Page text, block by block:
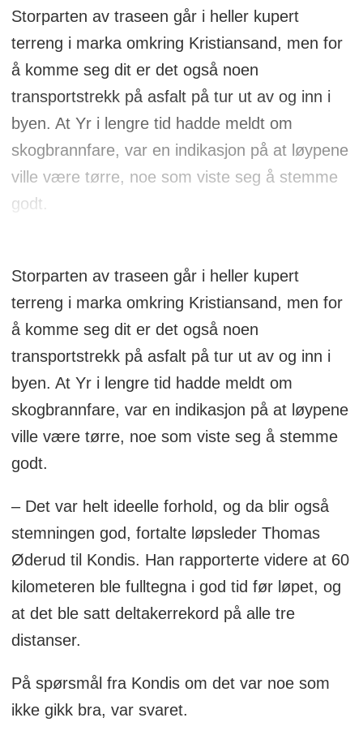
Storparten av traseen går i heller kupert
terreng i marka omkring Kristiansand, men for
å komme seg dit er det også noen
transportstrekk på asfalt på tur ut av og inn i
byen. At Yr i lengre tid hadde meldt om
skogbrannfare, var en indikasjon på at løypene
ville være tørre, noe som viste seg å stemme
godt.
Storparten av traseen går i heller kupert
terreng i marka omkring Kristiansand, men for
å komme seg dit er det også noen
transportstrekk på asfalt på tur ut av og inn i
byen. At Yr i lengre tid hadde meldt om
skogbrannfare, var en indikasjon på at løypene
ville være tørre, noe som viste seg å stemme
godt.
– Det var helt ideelle forhold, og da blir også
stemningen god, fortalte løpsleder Thomas
Øderud til Kondis. Han rapporterte videre at 60
kilometeren ble fulltegna i god tid før løpet, og
at det ble satt deltakerrekord på alle tre
distanser.
På spørsmål fra Kondis om det var noe som
ikke gikk bra, var svaret.